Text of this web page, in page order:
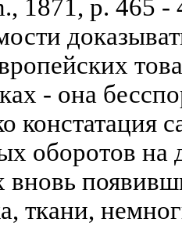
1871, p. 465 -
- она
констатация
оборотов на
вновь
ткани,